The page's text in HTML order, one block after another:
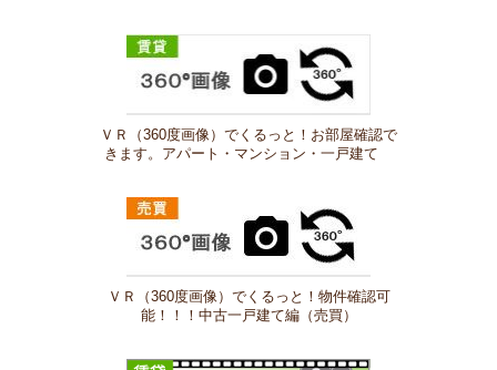
ＶＲ（360度画像）でくるっと！お部屋確認で
きます。アパート・マンション・一戸建て
ＶＲ（360度画像）でくるっと！物件確認可
能！！！中古一戸建て編（売買）